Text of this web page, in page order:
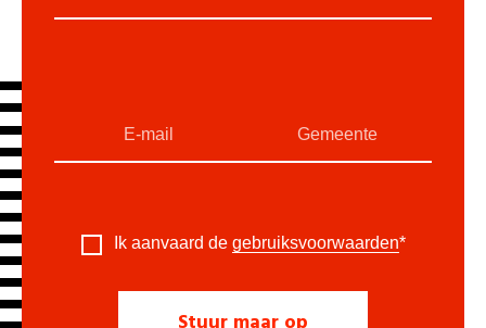
Ik aanvaard de gebruiksvoorwaarden*